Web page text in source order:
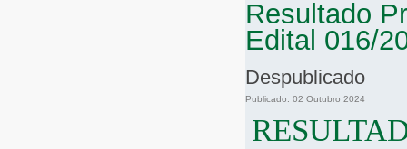
Resultado
Edital 016/
Despublicado
Publicado: 02 Outubro 2024